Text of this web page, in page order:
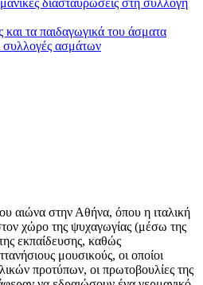
τα παιδαγωγικά του άσματα
συλλογές ασμάτων
αιώνα στην Αθήνα, όπου η ιταλική
χώρο της ψυχαγωγίας (μέσω της
εκπαίδευσης, καθώς
μουσικούς, οι οποίοι
προτύπων, οι πρωτοβουλίες της